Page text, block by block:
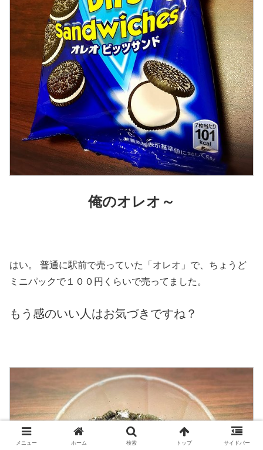
俺のオレオ～
はい。 普通に駅前で売っていた「オレオ」で、ちょうど
ミニパックで１００円くらいで売ってました。
もう感のいい人はお気づきですね？
メニュー ホーム 検索 トップ サイドバー